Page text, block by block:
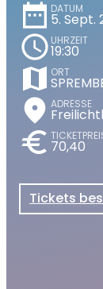
date_range DATUM
5. Sept.
schedule UHRZEIT
19:30
map ORT
place ADRESSE
euro 70,40
Tickets